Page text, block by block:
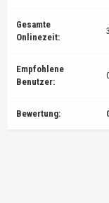
Gesamte
Onlinezeit:
Empfohlene
Benutzer:
Bewertung: